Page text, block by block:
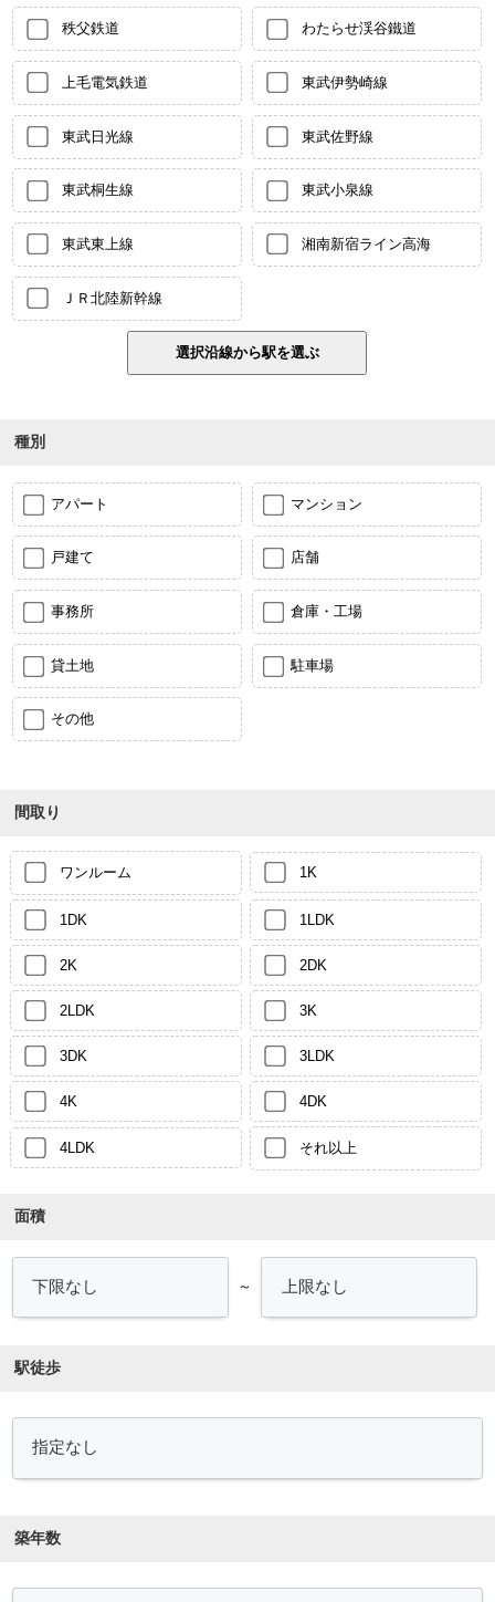
秩父鉄道 わたらせ渓谷鐵道
上毛電気鉄道 東武伊勢崎線
東武日光線 東武佐野線
東武桐生線 東武小泉線
東武東上線 湘南新宿ライン高海
ＪＲ北陸新幹線
種別
アパート マンション
戸建て 店舗
事務所 倉庫・工場
貸土地 駐車場
その他
間取り
ワンルーム 1K
1DK 1LDK
2K 2DK
2LDK 3K
3DK 3LDK
4K 4DK
4LDK それ以上
面積
～
駅徒歩
築年数